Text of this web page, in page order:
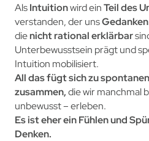
AlsIntuitionwird einTeil des
verstanden, der uns
dienicht rational erklärbar
Unterbewusstsein prägt und
Intuition mobilisiert.
All das fügt sich zu
zusammen,die wir manchmal
unbewusst – erleben.
Es ist eher ein Fühlen und
Denken.